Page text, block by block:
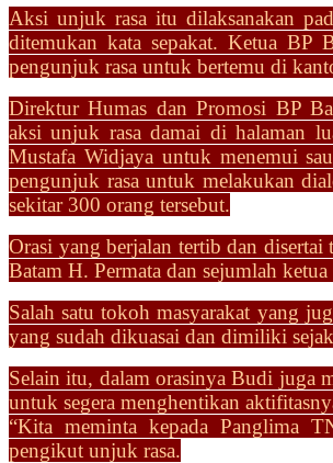
Aksi unjuk rasa itu dilaksanakan
ditemukan kata sepakat. Ketua BP
pengunjuk rasa untuk bertemu di
Direktur Humas dan Promosi BP
aksiunjuk rasa damai di halaman
Mustafa Widjaya untuk menemui
pengunjuk rasa untuk melakukan
sekitar 300 orang tersebut.
Orasi yang berjalan tertib dan disertai
Batam H. Permata dan sejumlah
Salah satu tokoh masyarakat yang
yang sudah dikuasai dan dimiliki
Selain itu, dalam orasinya Budi juga
untuk segera menghentikan
“Kita meminta kepada Panglima
pengikut unjuk rasa.